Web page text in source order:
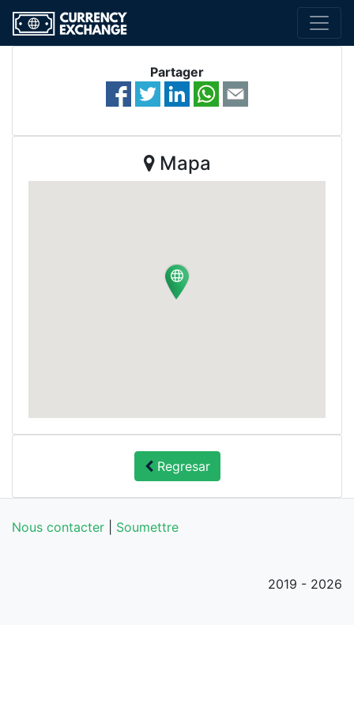
Partager
Mapa
Regresar
Nous contacter Soumettre
2019 - 2026